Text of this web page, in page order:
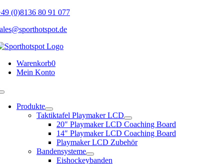
Skip
content
(0)8136 80 91 077
Warenkorb0
Mein Konto
Toggle
NavigationProdukte
Taktiktafel Playmaker LCD
20″ Playmaker LCD Coaching Board
14″ Playmaker LCD Coaching Board
Playmaker LCD Zubehör
Bandensysteme
Eishockeybanden